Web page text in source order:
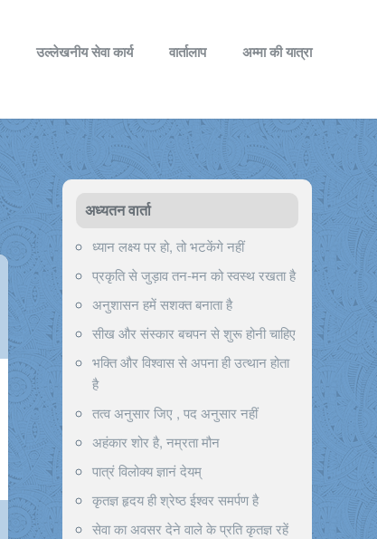
उल्लेखनीय सेवा कार्य वार्तालाप अम्मा की यात्रा
अध्यतन वार्ता
ध्यान लक्ष्य पर हो, तो भटकेंगे नहीं
प्रकृति से जुड़ाव तन-मन को स्वस्थ रखता है
अनुशासन हमें सशक्त बनाता है
सीख और संस्कार बचपन से शुरू होनी चाहिए
भक्ति और विश्वास से अपना ही उत्थान होता
है
तत्व अनुसार जिए , पद अनुसार नहीं
अहंकार शोर है, नम्रता मौन
पात्रं विलोक्य ज्ञानं देयम्
कृतज्ञ हृदय ही श्रेष्ठ ईश्वर समर्पण है
सेवा का अवसर देने वाले के प्रति कृतज्ञ रहें